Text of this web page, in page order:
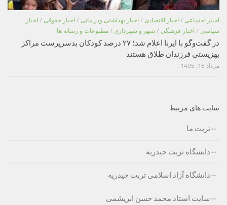
اخبار اجتماعی / اخبار اقتصادی / اخبار بهداشتی ودر مانی / اخبار حقوقی / اخبار
سیاسی / اخبار فرهنگی / شهر و شهرداری / مطبوعات و رسانه ها
در گفت‌وگو با ایرنا اعلام شد؛ ۲۷ درصد کودکان بدسرپرست مراکز
بهزیستی فرزندان طلاق هستند
مرداد 16, 1405
سایت های مرتبط
تربت ما
دانشگاه تربت حیدریه
دانشگاه آزاد اسلامی تربت حیدریه
سایت استاد محمد حسن ابریشمی